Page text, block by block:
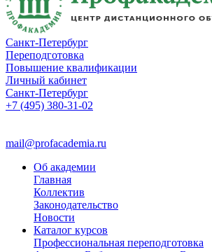
Санкт-Петербург
Переподготовка
Повышение квалификации
Личный кабинет
Санкт-Петербург
+7 (495) 380-31-02
mail@profacademia.ru
Об академии
Главная
Коллектив
Законодательство
Новости
Каталог курсов
Профессиональная переподготовка